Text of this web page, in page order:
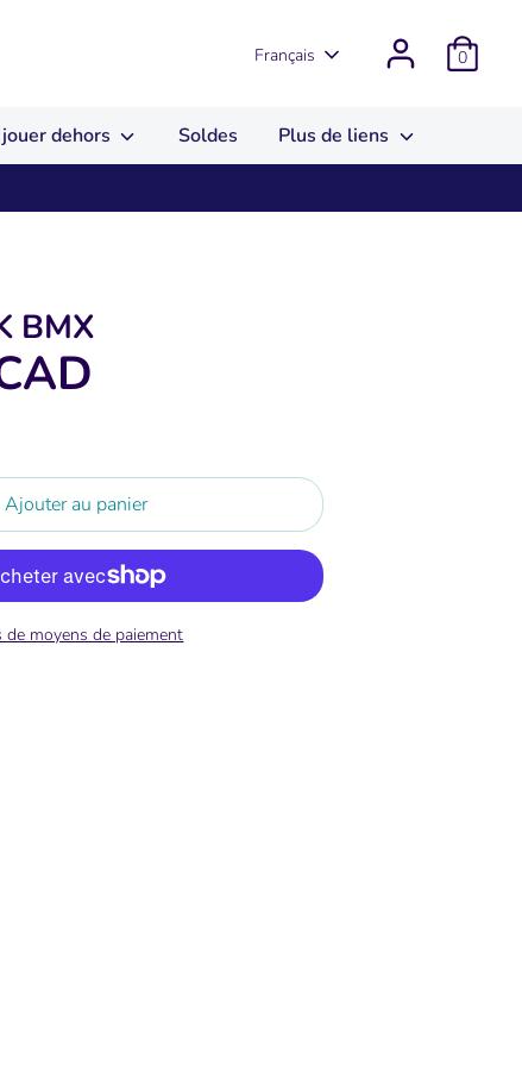
Langue
Français 0
dehors Soldes Plus de liens
BMX
Ajouter au panier
de moyens de paiement